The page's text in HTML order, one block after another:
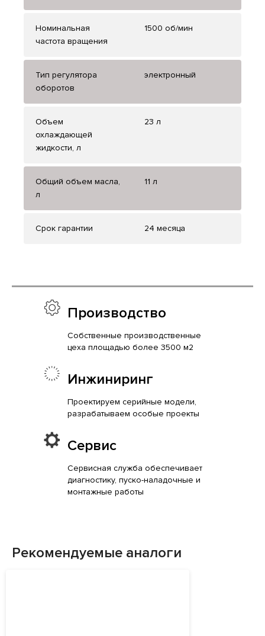
Номинальная
частота вращения
1500 об/мин
Тип регулятора
оборотов
электронный
Объем
охлаждающей
жидкости, л
23 л
Общий объем масла,
л
11 л
Срок гарантии 24 месяца
Производство
Собственные производственные
цеха площадью более 3500 м2
Инжиниринг
Проектируем серийные модели,
разрабатываем особые проекты
Сервис
Сервисная служба обеспечивает
диагностику, пуско-наладочные и
монтажные работы
Рекомендуемые аналоги